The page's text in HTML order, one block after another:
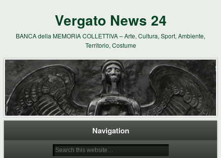
Vergato News 24
BANCA della MEMORIA COLLETTIVA – Arte, Cultura, Sport, Ambiente,
Territorio, Costume
Navigation